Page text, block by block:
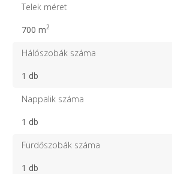
Telek méret
700 m2
Hálószobák száma
1 db
Nappalik száma
1 db
Fürdőszobák száma
1 db